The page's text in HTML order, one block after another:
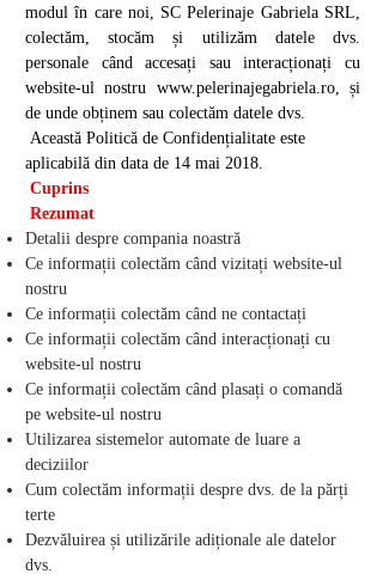
modul în care noi, SC Pelerinaje Gabriela SRL,
colectăm, stocăm și utilizăm datele dvs.
personale când accesați sau interacționați cu
website-ul nostru www.pelerinajegabriela.ro, și
de unde obținem sau colectăm datele dvs.
Această Politică de Confidențialitate este
aplicabilă din data de 14 mai 2018.
Cuprins
Rezumat
Detalii despre compania noastră
Ce informații colectăm când vizitați website-ul
nostru
Ce informații colectăm când ne contactați
Ce informații colectăm când interacționați cu
website-ul nostru
Ce informații colectăm când plasați o comandă
pe website-ul nostru
Utilizarea sistemelor automate de luare a
deciziilor
Cum colectăm informații despre dvs. de la părți
terte
Dezvăluirea și utilizările adiționale ale datelor
dvs.